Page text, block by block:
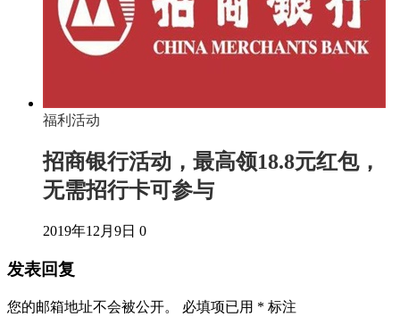
福利活动
招商银行活动，最高领18.8元红包，
无需招行卡可参与
2019年12月9日 0
发表回复
您的邮箱地址不会被公开。 必填项已用 * 标注